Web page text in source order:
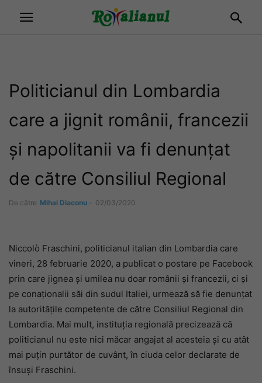
Politicianul din Lombardia
care a jignit românii, francezii
și napolitanii va fi denunțat
de către Consiliul Regional
De către Mihai Diaconu - 02/03/2020
Niccolò Fraschini, politicianul italian din Lombardia care
vineri, 28 februarie 2020, a publicat o postare pe Facebook
prin care jignea și umilea nu doar românii și francezii, ci și
pe conaționalii săi din sudul Italiei, urmează să fie denunțat
la autoritățile competente de către Consiliul Regional din
Lombardia. Mai mult, instituția regională precizează că
politicianul nu este nici măcar angajat al acesteia și cu atât
mai puțin purtător de cuvânt, în ciuda celor declarate de
însuși Fraschini.